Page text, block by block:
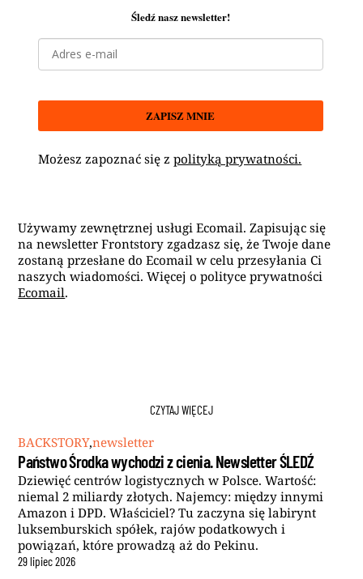
Śledź nasz newsletter!
ZAPISZ MNIE
Możesz zapoznać się zpolityką prywatności.
Używamy zewnętrznej usługi Ecomail. Zapisując się
na newsletter Frontstory zgadzasz się, że Twoje dane
zostaną przesłane do Ecomail w celu przesyłania Ci
naszych wiadomości. Więcej o polityce prywatności
Ecomail.
CZYTAJ WIĘCEJ
BACKSTORY,newsletter
Państwo Środka wychodzi z cienia. Newsletter ŚLEDŹ
Dziewięć centrów logistycznych w Polsce. Wartość:
niemal 2 miliardy złotych. Najemcy: między innymi
Amazon i DPD. Właściciel? Tu zaczyna się labirynt
luksemburskich spółek, rajów podatkowych i
powiązań, które prowadzą aż do Pekinu.
29lipiec2026